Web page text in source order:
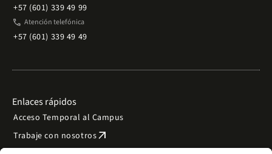
+57 (601) 339 49 99
phone Atención telefónica
+57 (601) 339 49 49
Enlaces rápidos
Acceso Temporal al Campus
Trabaje con nosotrosarrow_outward